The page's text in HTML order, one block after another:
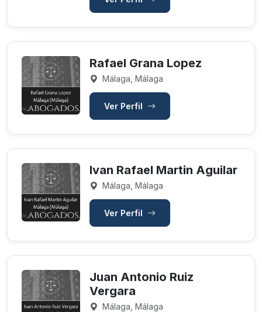
Rafael Grana Lopez
Málaga, Málaga
Ver Perfil
Ivan Rafael Martin Aguilar
Málaga, Málaga
Ver Perfil
Juan Antonio Ruiz
Vergara
Málaga, Málaga